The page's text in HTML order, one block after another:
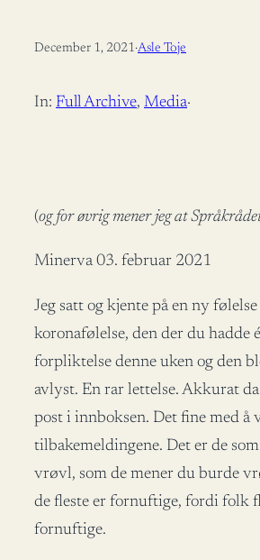
December 1, 2021·Asle Toje
In: Full Archive, Media·
(og for øvrig mener jeg at
Minerva 03. februar 2021
Jeg satt og kjente på en ny følelse
koronafølelse, den der du hadde
forpliktelse denne uken og den
avlyst. En rar lettelse. Akkurat da
post i innboksen. Det fine med å
tilbakemeldingene. Det er de
vrøvl, som de mener du burde
de fleste er fornuftige, fordi folk
fornuftige.